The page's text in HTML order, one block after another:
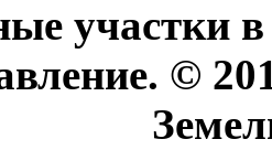
участки
©